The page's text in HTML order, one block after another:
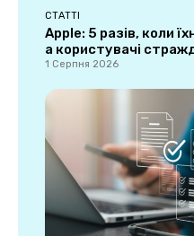
СТАТТІ
Apple: 5 разів, коли
а користувачі
1 Серпня 2026